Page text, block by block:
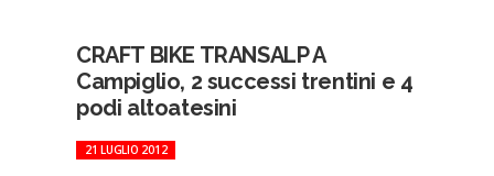
CRAFT BIKE TRANSALP A
Campiglio, 2 successi trentini e 4
podi altoatesini
21 LUGLIO 2012